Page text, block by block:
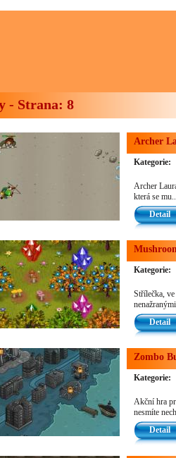
- Strana: 8
Archer
Kategorie:
Archer
která se
Detail
Kategorie:
Střílečka,
Detail
Zombo
Kategorie:
Akční hra
nesmíte
Detail